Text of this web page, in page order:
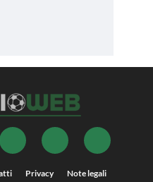
Privacy Note legali